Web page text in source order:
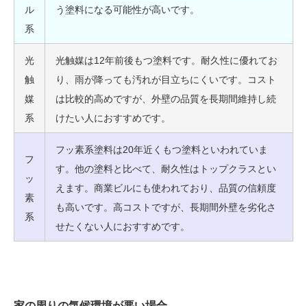
ル
系
う塗料になる可能性が高いです。
光
触
媒
系
光触媒は12年前後もつ塗料です。耐久性に優れてお
り、雨が降っても汚れが目立ちにくいです。コスト
は比較的高めですが、外壁の品質を長期間維持し続
けたい人におすすめです。
フ
ッ
素
系
フッ素系塗料は20年近くもつ塗料といわれていま
す。他の塗料と比べて、耐久性はトップクラスとい
えます。商業ビルにも使われており、品質の信頼度
も高いです。高コストですが、長期間外壁を劣化さ
せたくない人におすすめです。